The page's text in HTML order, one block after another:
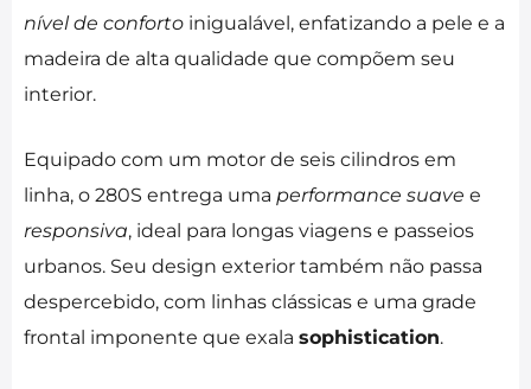
nível de conforto inigualável, enfatizando a pele e a
madeira de alta qualidade que compõem seu
interior.
Equipado com um motor de seis cilindros em
linha, o 280S entrega uma performance suave e
responsiva, ideal para longas viagens e passeios
urbanos. Seu design exterior também não passa
despercebido, com linhas clássicas e uma grade
frontal imponente que exala sophistication.